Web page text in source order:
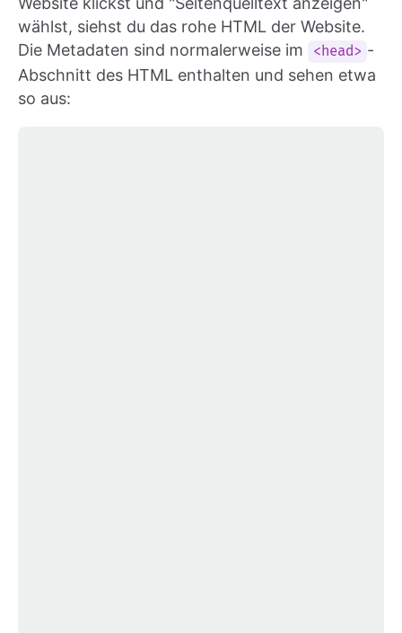
wählst, siehst du das rohe HTML der Website.
Die Metadaten sind normalerweise im
<head> -
Abschnitt des HTML enthalten und sehen etwa
so aus: